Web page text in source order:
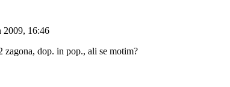
2009, 16:46
dop. in pop., ali se motim?